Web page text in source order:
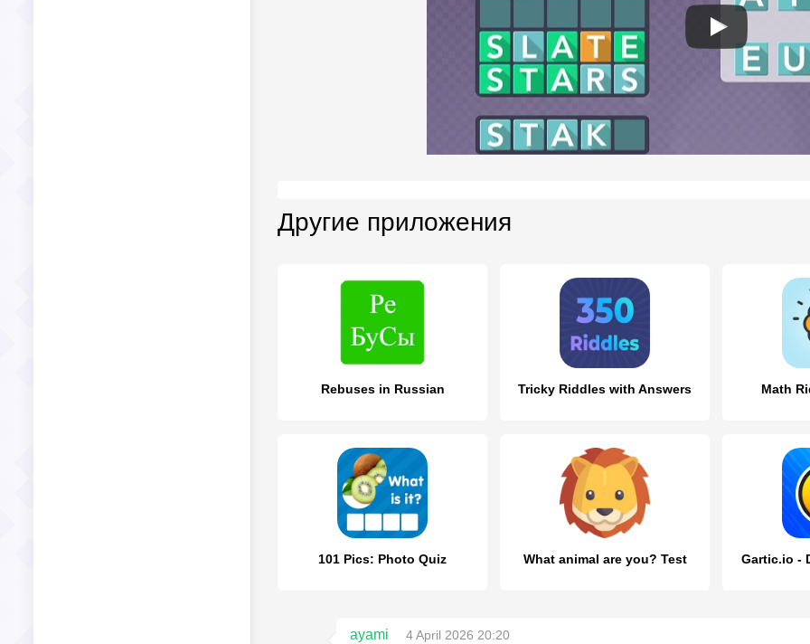
Другие приложения
Rebuses in Russian Tricky Riddles with Answers Math
101 Pics: Photo Quiz What animal are you? Test Gartic.io -
ayami 4 April 2026 20:20